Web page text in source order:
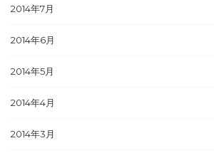
2014年7月
2014年6月
2014年5月
2014年4月
2014年3月